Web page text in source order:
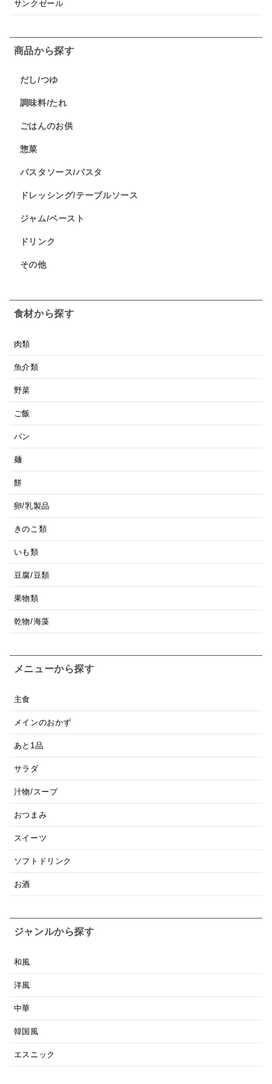
サンクゼール
商品から探す
だし/つゆ
調味料/たれ
ごはんのお供
惣菜
パスタソース/パスタ
ドレッシング/テーブルソース
ジャム/ペースト
ドリンク
その他
食材から探す
肉類
魚介類
野菜
ご飯
パン
麺
餅
卵/乳製品
きのこ類
いも類
豆腐/豆類
果物類
乾物/海藻
メニューから探す
主食
メインのおかず
あと1品
サラダ
汁物/スープ
おつまみ
スイーツ
ソフトドリンク
お酒
ジャンルから探す
和風
洋風
中華
韓国風
エスニック